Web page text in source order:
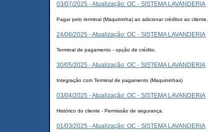
03/07/2025 - Atualização: OC - SISTEMA LAVANDERIA
Pagar pelo terminal (Maquininha) ao adicionar créditos ao cliente.
24/06/2025 - Atualização: OC - SISTEMA LAVANDERIA
Terminal de pagamento - opção de crédito.
30/05/2025 - Atualização: OC - SISTEMA LAVANDERIA
Integração com Terminal de pagamento (Maquininhas)
03/04/2025 - Atualização: OC - SISTEMA LAVANDERIA
Histórico do cliente - Permissão de segurança.
01/03/2025 - Atualização: OC - SISTEMA LAVANDERIA